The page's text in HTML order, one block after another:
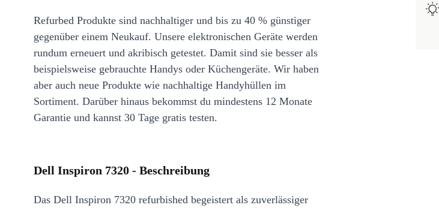
Refurbed Produkte sind nachhaltiger und bis zu 40 % günstiger
gegenüber einem Neukauf. Unsere elektronischen Geräte werden
rundum erneuert und akribisch getestet. Damit sind sie besser als
beispielsweise gebrauchte Handys oder Küchengeräte. Wir haben
aber auch neue Produkte wie nachhaltige Handyhüllen im
Sortiment. Darüber hinaus bekommst du mindestens 12 Monate
Garantie und kannst 30 Tage gratis testen.
Dell Inspiron 7320 - Beschreibung
Das Dell Inspiron 7320 refurbished begeistert als zuverlässiger